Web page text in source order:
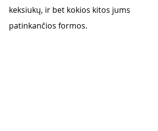
keksiukų, ir bet kokios kitos jums
patinkančios formos.